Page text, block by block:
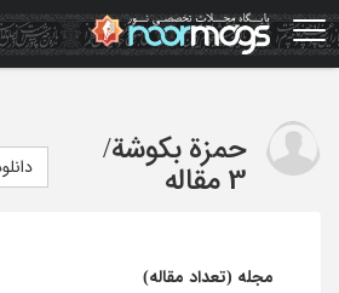
Skip
to
main
حمزة بکوشة/
3 مقاله
مجله (تعداد مقاله)